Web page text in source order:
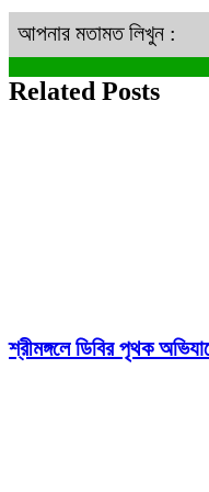
আপনার মতামত লিখুন :
Related Posts
শ্রীমঙ্গলে ডিবির পৃথক